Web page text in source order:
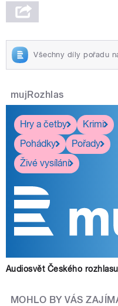
Všechny díly pořadu
mujRozhlas
Hry a četby
Krimi
Pohádky
Pořady
Živé vysílání
Audiosvět Českého
MOHLO BY VÁS